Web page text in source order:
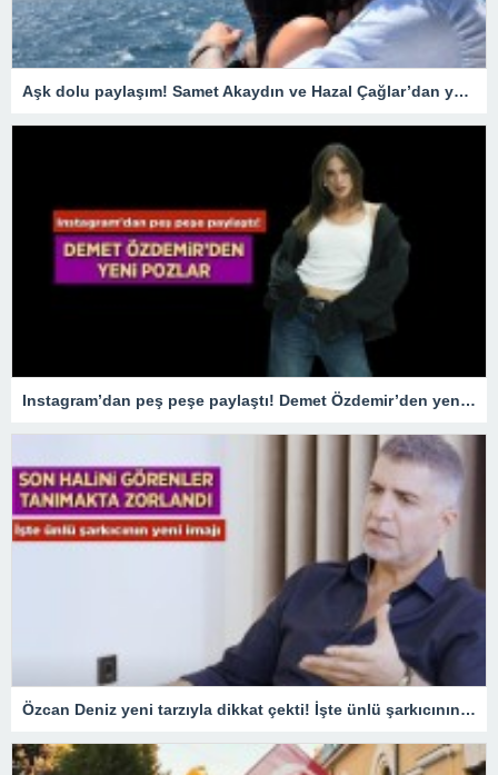
Aşk dolu paylaşım! Samet Akaydın ve Hazal Çağlar’dan yeni kareler
Instagram’dan peş peşe paylaştı! Demet Özdemir’den yeni pozlar
Özcan Deniz yeni tarzıyla dikkat çekti! İşte ünlü şarkıcının son imajı